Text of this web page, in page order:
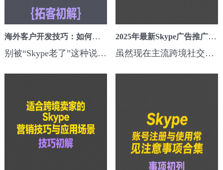
海外客户开发技巧：如何通过Skype快速拓客
别被“Skype老了”这种说法骗了📞，在欧美、东南亚、印度等跨境市场，Skype依然是很多买家、代理商、分销商爱用的即时通讯工具。尤其是做B2B、软件、游戏代理、外贸的朋友，学会用Skype拓客，效果远比你想象的稳定💡。为什么用Skype开发海外客户依然靠谱？🌏虽然WhatsApp、Telegram火，但Skype独有优势👇：📱 客户沟通...
2025年最新Skype广告推广实用方式汇总
虽然现在主流跨境社交工具很多，但Skype依然是欧美、东南亚、印度等市场不可忽视的一块宝藏地📱。特别是针对B2B、软件推广、SAAS项目、外贸行业，Skype广告和私域营销依然能带来稳定转化。今天就来聊聊2025年还能怎么玩。为什么选Skype做广告推广？🎯很多人以为Skype只是聊天工具，但在跨境广告圈子里，它其实自带以下几个...